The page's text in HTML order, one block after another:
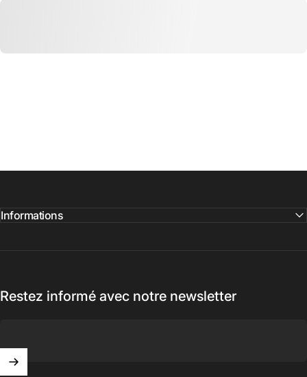
Informations
Restez informé avec notre newsletter